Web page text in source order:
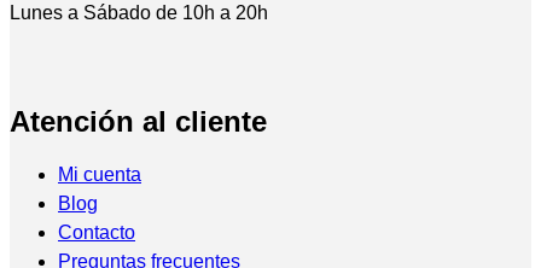
Lunes a Sábado de 10h a 20h
Atención al cliente
Mi cuenta
Blog
Contacto
Preguntas frecuentes